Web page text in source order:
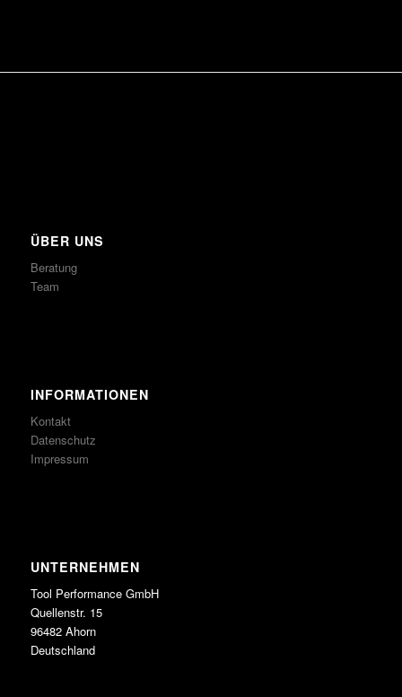
ÜBER UNS
Beratung
Team
INFORMATIONEN
Kontakt
Datenschutz
Impressum
UNTERNEHMEN
Tool Performance GmbH
Quellenstr. 15
96482 Ahorn
Deutschland